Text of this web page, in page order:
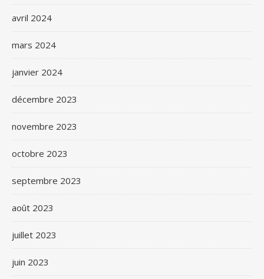
avril 2024
mars 2024
janvier 2024
décembre 2023
novembre 2023
octobre 2023
septembre 2023
août 2023
juillet 2023
juin 2023